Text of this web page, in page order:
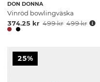
DON DONNA
Vinröd bowlingväska
374.25 kr 499 kr 499 kr
25%